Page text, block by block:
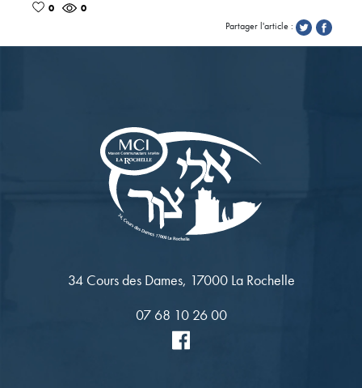
0
0
Partager l'article :
34 Cours des Dames, 17000 La Rochelle
07 68 10 26 00